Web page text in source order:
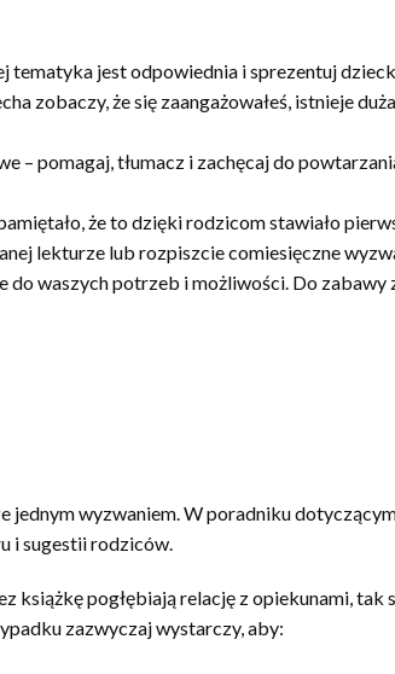
tematyka jest odpowiednia i sprezentuj
zobaczy, że się zaangażowałeś, istnieje
pomagaj, tłumacz i zachęcaj do
że to dzięki rodzicom stawiało
lekturze lub rozpiszcie comiesięczne
do waszych potrzeb i możliwości. Do
wyzwaniem. W poradniku
i sugestii rodziców.
książkę pogłębiają relację z opiekunami, tak
zazwyczaj wystarczy, aby: